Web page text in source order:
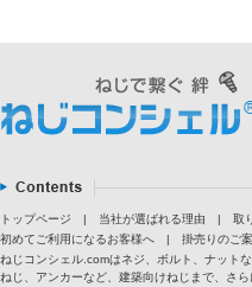
トップページ | 当社が選ばれる理由 | 取
初めてご利用になるお客様へ
| 掛売りのご
ねじコンシェル.comはネジ、ボルト、ナット
ねじ、アンカーなど、建築向けねじまで、さ